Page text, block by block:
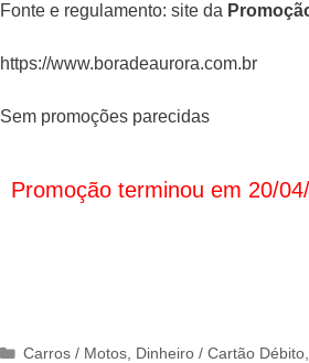
Fonte e regulamento: site da
https://www.boradeaurora.com.br
Sem promoções parecidas
Promoção terminou em 20/
Categorias
Carros / Motos Dinheiro / Cartão Débito